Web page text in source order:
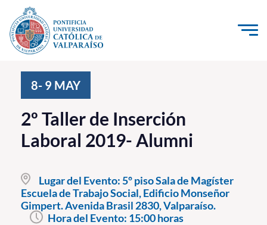
Click acá para ir directamente al contenido
Investigación, Creación e Innovación
PUCV Internacional
Vinculación con el Medio
Admisión
Pregrado
8- 9 MAY
2º Taller de Inserción
Laboral 2019- Alumni
Lugar del Evento:5º piso Sala de Magíster
Escuela de Trabajo Social, Edificio Monseñor
Gimpert. Avenida Brasil 2830, Valparaíso.
Hora del Evento: 15:00 horas